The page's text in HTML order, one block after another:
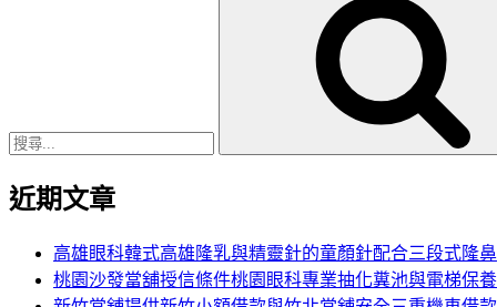
近期文章
高雄眼科韓式高雄隆乳與精靈針的童顏針配合三段式隆鼻
桃園沙發當舖授信條件桃園眼科專業抽化糞池與電梯保養